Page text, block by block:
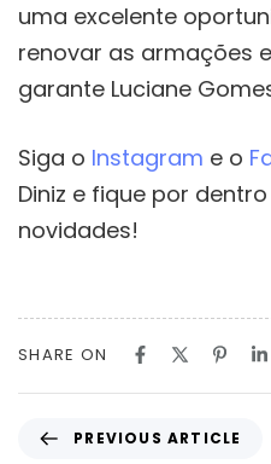
uma excelente
renovar as armações
garante Luciane
Siga o Instagram e o
Diniz e fique por
novidades!
SHARE ON
PREVIOUS ARTICLE